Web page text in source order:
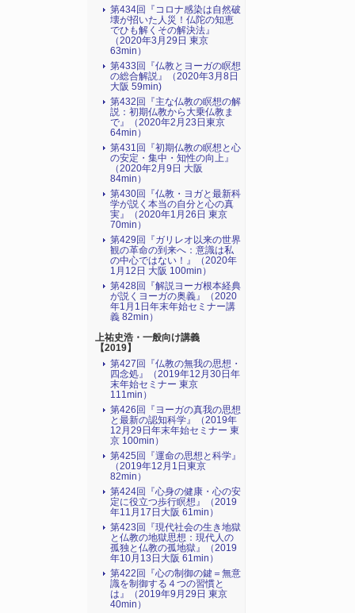
第434回『コロナ感染は自然破
壊が招いた人災！仏陀の知恵
でひも解くその解決法』
（2020年3月29日 東京
63min）
第433回『仏教とヨーガの瞑想
の総合解説』（2020年3月8日
大阪 59min)
第432回『主な仏教の瞑想の解
説：初期仏教から大乗仏教ま
で』（2020年2月23日東京
64min）
第431回『初期仏教の瞑想と心
の安定・集中・知性の向上』
（2020年2月9日 大阪
84min）
第430回『仏教・ヨガと最新科
学が説く本当の自分と心の真
実』（2020年1月26日 東京
70min）
第429回『ガリレオ以来の世界
観の革命の到来へ：意識は私
の中心ではない！』（2020年
1月12日 大阪 100min）
第428回『解説ヨーガ根本経典
が説くヨーガの奥義』（2020
年1月1日年末年始セミナー講
義 82min）
上祐史浩・一般向け講義
【2019】
第427回『仏教の無我の思想・
四念処』（2019年12月30日年
末年始セミナー 東京
111min）
第426回『ヨーガの真我の思想
と最新の認知科学』（2019年
12月29日年末年始セミナー 東
京 100min）
第425回『運命の思想と科学』
（2019年12月1日東京
82min）
第424回『心身の健康・心の安
定に役立つ歩行瞑想』（2019
年11月17日大阪 61min）
第423回『現代社会の生き地獄
と仏教の地獄思想：現代人の
孤独と仏教の孤地獄』（2019
年10月13日大阪 61min）
第422回『心の制御の鍵＝無意
識を制御する４つの習慣と
は』（2019年9月29日 東京
40min）